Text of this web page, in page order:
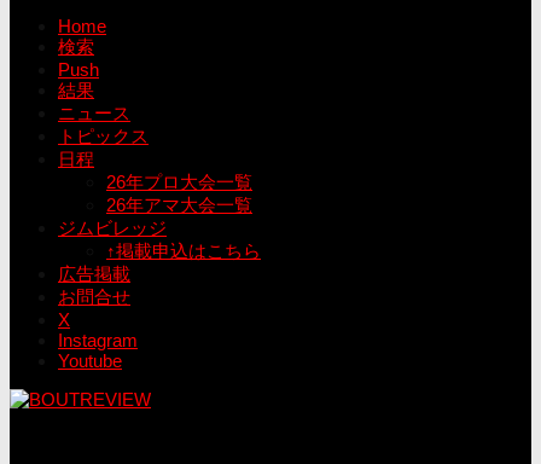
Home
検索
Push
結果
ニュース
トピックス
日程
26年プロ大会一覧
26年アマ大会一覧
ジムビレッジ
↑掲載申込はこちら
広告掲載
お問合せ
X
Instagram
Youtube